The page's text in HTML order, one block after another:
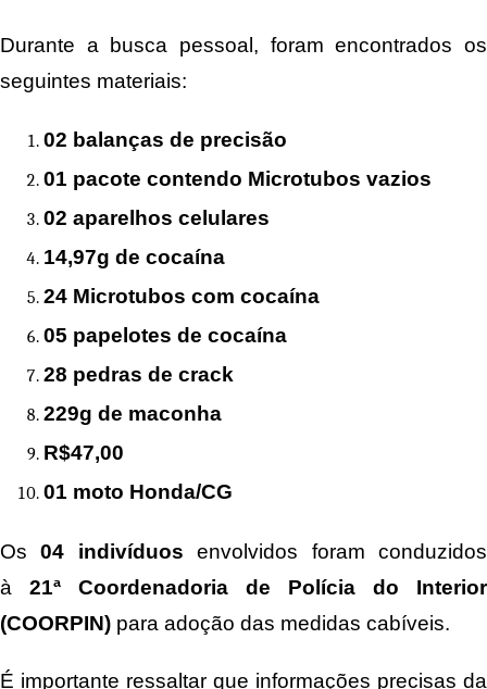
Durante a busca pessoal, foram encontrados os
seguintes materiais:
02 balanças de precisão
01 pacote contendo Microtubos vazios
02 aparelhos celulares
14,97g de cocaína
24 Microtubos com cocaína
05 papelotes de cocaína
28 pedras de crack
229g de maconha
R$47,00
01 moto Honda/CG
Os04 indivíduos envolvidos foram conduzidos
à 21ª Coordenadoria de Polícia do Interior
(COORPIN) para adoção das medidas cabíveis.
É importante ressaltar que informações precisas da